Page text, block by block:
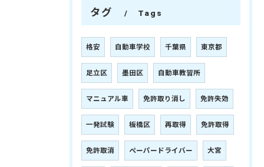
タグ Tags
格安 自動車学校 千葉県 東京都
足立区 墨田区 自動車教習所
マニュアル車 免許取り消し 免許失効
一発試験 板橋区 再取得 免許取得
免許取消 ペーパードライバー 大宮